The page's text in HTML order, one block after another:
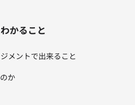
かること
メントで出来ること
か